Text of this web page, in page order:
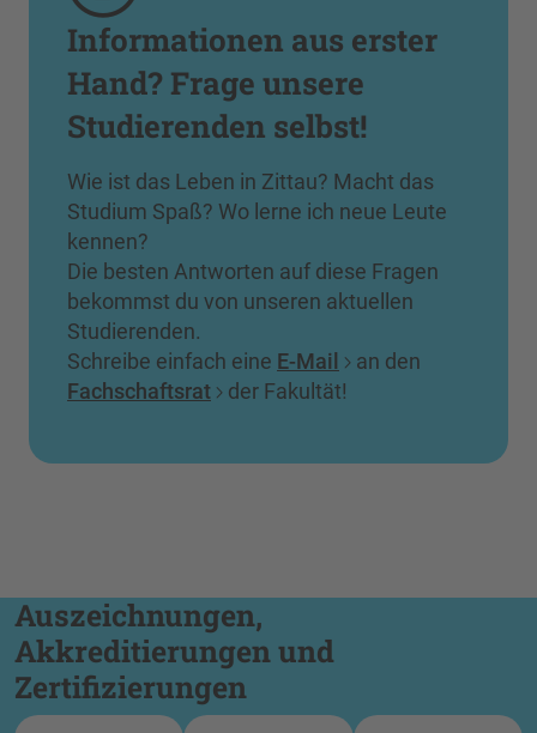
Informationen aus erster
Hand? Frage unsere
Studierenden selbst!
Wie ist das Leben in Zittau? Macht das
Studium Spaß? Wo lerne ich neue Leute
kennen?
Die besten Antworten auf diese Fragen
bekommst du von unseren aktuellen
Studierenden.
Schreibe einfach eine E-Mail
an den
Fachschaftsrat
der Fakultät!
Auszeichnungen,
Akkreditierungen und
Zertifizierungen